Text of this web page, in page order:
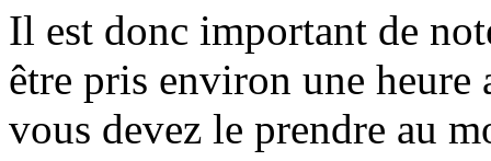
Il est donc important de
être pris environ une
vous devez le prendre au